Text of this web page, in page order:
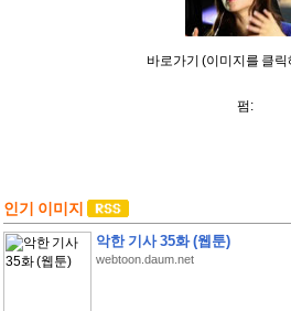
바로가기 (이미지를 클
펌:
인기 이미지
악한 기사 35화 (웹툰)
webtoon.daum.net